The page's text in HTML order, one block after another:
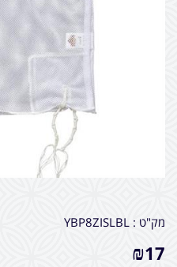
מק"ט : YBP8ZISLBL
₪17